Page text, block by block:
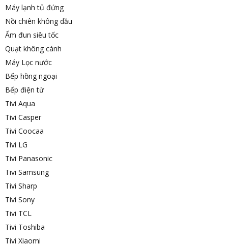
Máy lạnh tủ đứng
Nồi chiên không dầu
Ấm đun siêu tốc
Quạt không cánh
Máy Lọc nước
Bếp hồng ngoại
Bếp điện từ
Tivi Aqua
Tivi Casper
Tivi Coocaa
Tivi LG
Tivi Panasonic
Tivi Samsung
Tivi Sharp
Tivi Sony
Tivi TCL
Tivi Toshiba
Tivi Xiaomi